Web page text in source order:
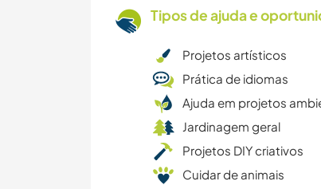
Tipos de ajuda e
Projetos artísticos
Prática de idiomas
Ajuda em projetos
Jardinagem geral
Projetos DIY criativos
Cuidar de animais